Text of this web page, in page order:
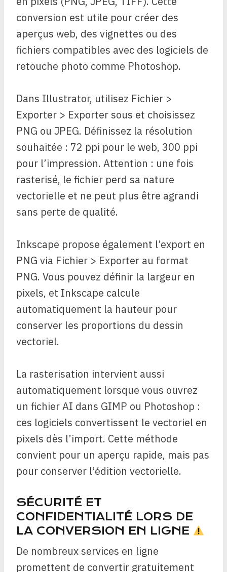
conversion est utile pour créer des
aperçus web, des vignettes ou des
fichiers compatibles avec des logiciels de
retouche photo comme Photoshop.
Dans Illustrator, utilisez Fichier >
Exporter > Exporter sous et choisissez
PNG ou JPEG. Définissez la résolution
souhaitée : 72 ppi pour le web, 300 ppi
pour l’impression. Attention : une fois
rasterisé, le fichier perd sa nature
vectorielle et ne peut plus être agrandi
sans perte de qualité.
Inkscape propose également l’export en
PNG via Fichier > Exporter au format
PNG. Vous pouvez définir la largeur en
pixels, et Inkscape calcule
automatiquement la hauteur pour
conserver les proportions du dessin
vectoriel.
La rasterisation intervient aussi
automatiquement lorsque vous ouvrez
un fichier AI dans GIMP ou Photoshop :
ces logiciels convertissent le vectoriel en
pixels dès l’import. Cette méthode
convient pour un aperçu rapide, mais pas
pour conserver l’édition vectorielle.
SÉCURITÉ ET
CONFIDENTIALITÉ LORS DE
LA CONVERSION EN LIGNE
De nombreux services en ligne
promettent de convertir gratuitement